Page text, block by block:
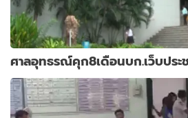
ศาลอุทธรณ์คุก8เดือนบก.เว็บประ